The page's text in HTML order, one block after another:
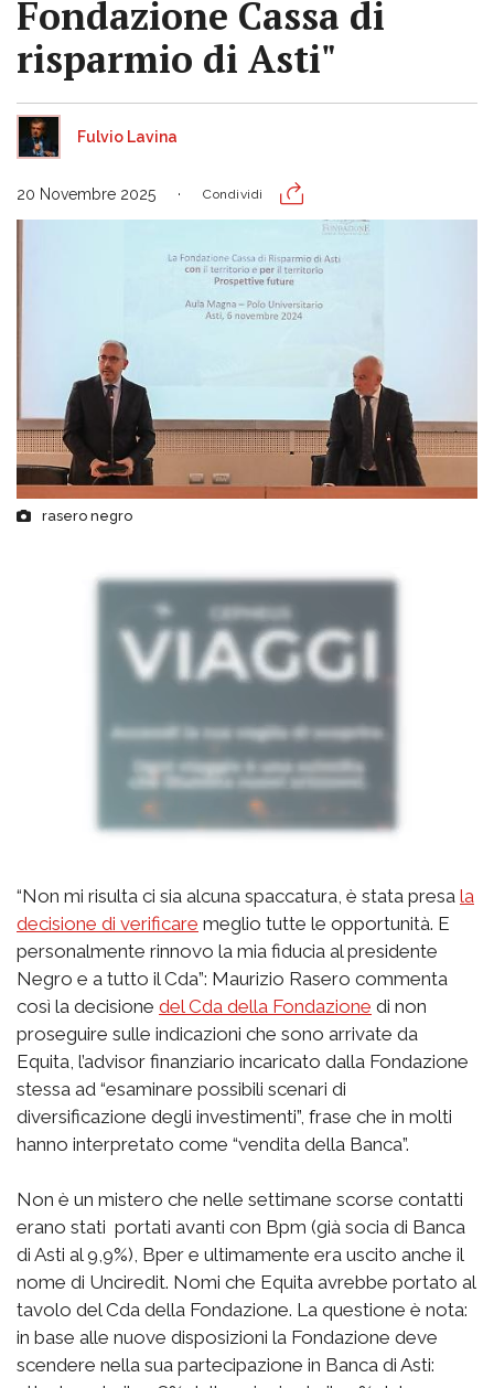
Fondazione Cassa di
risparmio di Asti"
Fulvio Lavina
20 Novembre 2025 Condividi
rasero negro
“Non mi risulta ci sia alcuna spaccatura, è stata presa la
decisione di verificare meglio tutte le opportunità. E
personalmente rinnovo la mia fiducia al presidente
Negro e a tutto il Cda”: Maurizio Rasero commenta
così la decisione del Cda della Fondazione di non
proseguire sulle indicazioni che sono arrivate da
Equita, l’advisor finanziario incaricato dalla Fondazione
stessa ad “esaminare possibili scenari di
diversificazione degli investimenti”, frase che in molti
hanno interpretato come “vendita della Banca”.
Non è un mistero che nelle settimane scorse contatti
erano stati portati avanti con Bpm (già socia di Banca
di Asti al 9,9%), Bper e ultimamente era uscito anche il
nome di Unciredit. Nomi che Equita avrebbe portato al
tavolo del Cda della Fondazione. La questione è nota:
in base alle nuove disposizioni la Fondazione deve
scendere nella sua partecipazione in Banca di Asti: